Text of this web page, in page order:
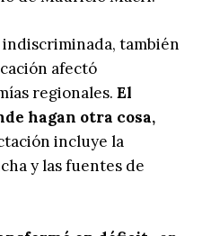
también
afectó
regionales. El
hagan otra cosa,
incluye la
y las fuentes de